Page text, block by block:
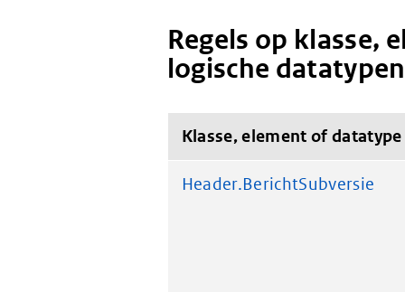
Regels op klasse,
logische datatypen
Klasse, element of datatype
Header.BerichtSubversie